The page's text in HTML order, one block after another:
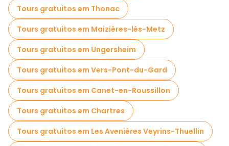
Tours gratuitos em Thonac
Tours gratuitos em Maizières-lès-Metz
Tours gratuitos em Ungersheim
Tours gratuitos em Vers-Pont-du-Gard
Tours gratuitos em Canet-en-Roussillon
Tours gratuitos em Chartres
Tours gratuitos em Les Avenières Veyrins-Thuellin